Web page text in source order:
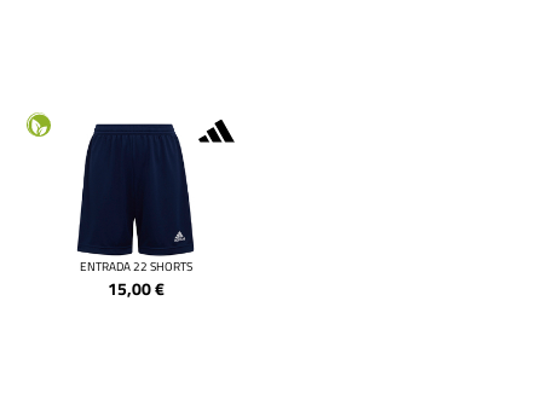
ENTRADA 22 SHORTS
15,00€